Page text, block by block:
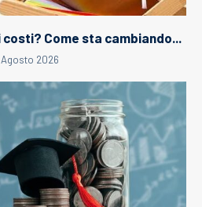
Come sta cambiando...
Agosto 2026